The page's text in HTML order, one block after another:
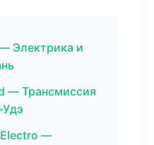
Электрика и
— Трансмиссия
Удэ
Electro —